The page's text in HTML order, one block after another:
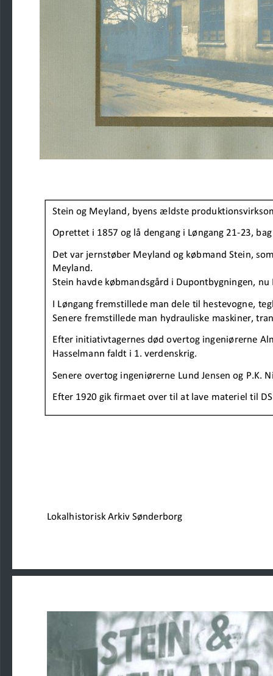
Lokalhistorisk Arkiv Sønderborg
Stein og Meyland, byens ældste
Oprettet i 1857 og lå dengang i Løngang 21-23,
Det var jernstøber Meyland og købmand Stein,
Meyland.
Stein havde købmandsgård i Dupontbygningen,
I Løngang fremstillede man dele til hestevogne,
Senere fremstillede man hydrauliske maskiner,
Efter initiativtagernes død overtog ingeniørerne
Hasselmann faldt i 1. verdenskrig.
Senere overtog ingeniørerne Lund Jensen og P.K.
Efter 1920 gik firmaet over til at lave materiel til